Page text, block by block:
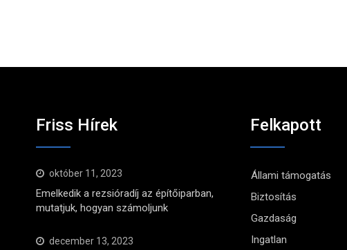
Friss Hírek
október 11, 2023
Emelkedik a rezsióradíj az építőiparban,
mutatjuk, hogyan számoljunk
december 13, 2023
Felkapott
Állami támogatás
Biztosítás
Gazdaság
Ingatlan